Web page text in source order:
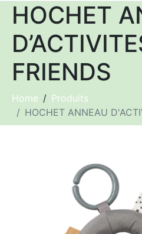
HOCHET
FRIENDS
Home
Produits
HOCHET ANNEAU